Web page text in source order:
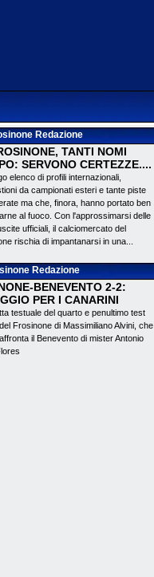
Redazione
TANTI NOMI
SERVONO CERTEZZE....
elenco di profili internazionali,
da campionati esteri e tante piste
ma che, finora, hanno portato ben
al fuoco. Con l'approssimarsi delle
ufficiali, il calciomercato del
rischia di impantanarsi in una...
Redazione
BENEVENTO 2-2:
PER I CANARINI
testuale del quarto e penultimo test
Frosinone di Massimiliano Alvini, che
il Benevento di mister Antonio